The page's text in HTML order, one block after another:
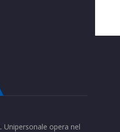
Unipersonale opera nel